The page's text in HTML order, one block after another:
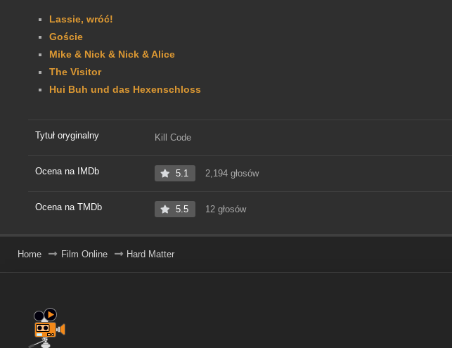
Lassie, wróć!
Goście
Mike & Nick & Nick & Alice
The Visitor
Hui Buh und das Hexenschloss
Tytuł oryginalny Kill Code
Ocena na IMDb 5.1 2,194 głosów
Ocena na TMDb 5.5 12 głosów
Home Film Online Hard Matter